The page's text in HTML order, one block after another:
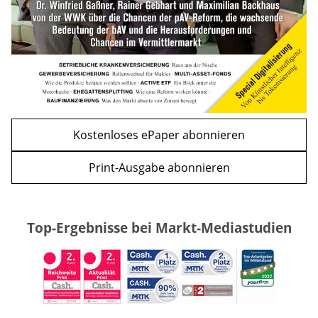
Kostenloses ePaper abonnieren
Print-Ausgabe abonnieren
Top-Ergebnisse bei Markt-Mediastudien